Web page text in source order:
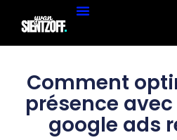
Comment
présence
google ads